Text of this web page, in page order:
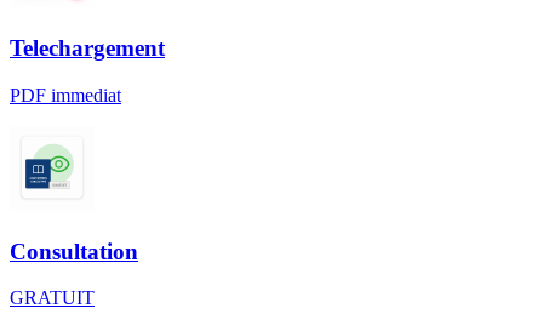
Telechargement
PDF immediat
Consultation
GRATUIT